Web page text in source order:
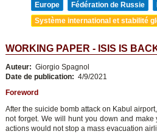
Europe Fédération de Russie
Système international et stabilité
WORKING PAPER - ISIS IS
Auteur: Giorgio Spagnol
Date de publication: 4/9/2021
Foreword
After the suicide bomb attack on Kabul
not forget. We will hunt you down and
actions would not stop a mass evacuation